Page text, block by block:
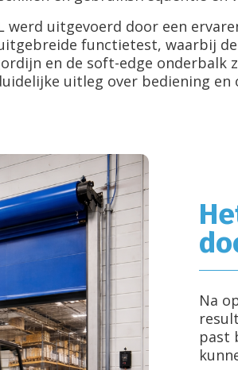
werd uitgevoerd door een
functietest, waarbij
en de soft-edge
uitleg over bediening en
Na
past